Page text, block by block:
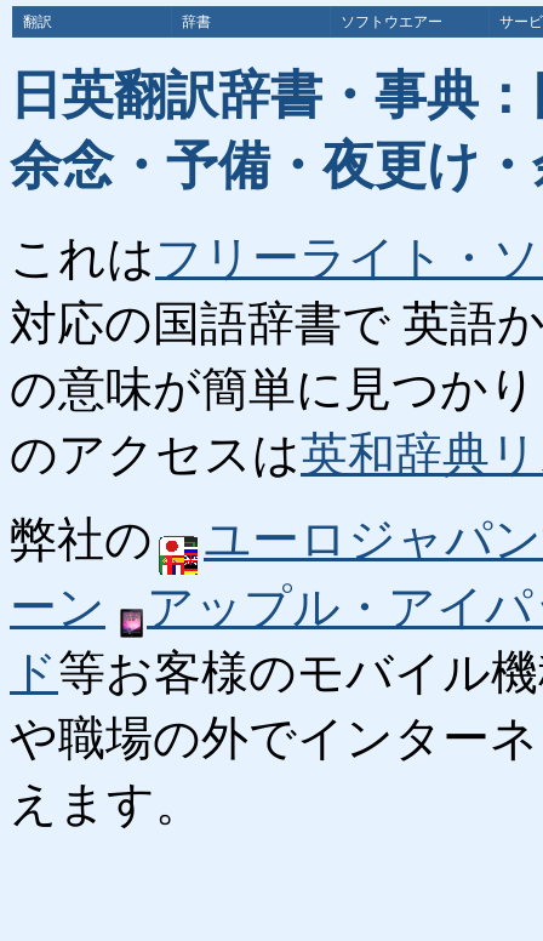
翻訳 辞書 ソフトウエアー サー
日英翻訳辞書・事典
余念・予備・夜更け
これはフリーライト・
対応の国語辞書で 英語
の意味が簡単に見つか
のアクセスは英和辞典
弊社の
ユーロジャパ
ーン
アップル・アイ
ド等お客様のモバイル
や職場の外でインター
えます。